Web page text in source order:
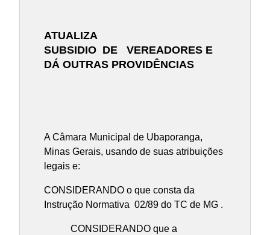
ATUALIZA
SUBSIDIO DE VEREADORES E
DÁ OUTRAS PROVIDÊNCIAS
A Câmara Municipal de Ubaporanga,
Minas Gerais, usando de suas atribuições
legais e:
CONSIDERANDO o que consta da
Instrução Normativa 02/89 do TC de MG .
CONSIDERANDO que a